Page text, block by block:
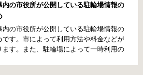
周辺で自転車が撤去された時に知ってお
利な情報をまとめました。 一宮市で撤去
場合 一宮市役所 一宮駅・自転車一時保管
一宮市栄4丁目6-11 電話 0586-71-7100
JR東海道本線尾張一宮駅より 徒歩4分 返
内の市役所が公開している駐輪場情報の
内の市役所が公開している駐輪場情報の
です。市によって利用方法や料金などが
ます。また、駐輪場によって一時利用の